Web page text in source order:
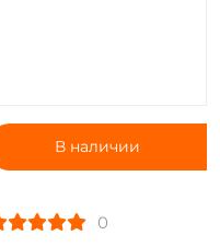
В наличии
0